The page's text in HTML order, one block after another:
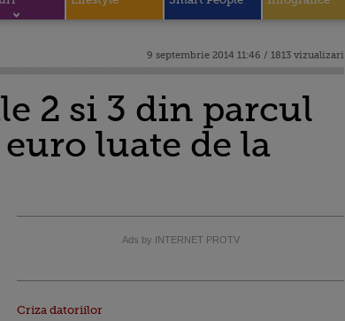
9 septembrie 2014 11:46 / 1813 vizualizari
2 si 3 din parcul
luate de la
Ads by INTERNET PROTV
Criza datoriilor